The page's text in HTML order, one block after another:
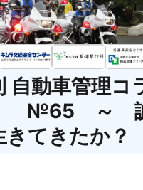
自動車管理コ
№65 ～
きてきたか？